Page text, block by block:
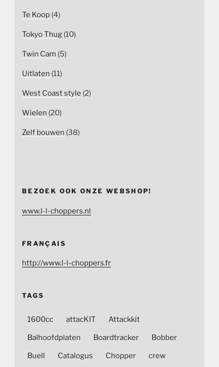
Te Koop (4)
Tokyo Thug (10)
Twin Cam (5)
Uitlaten (11)
West Coast style (2)
Wielen (20)
Zelf bouwen (38)
BEZOEK OOK ONZE WEBSHOP!
www.l-l-choppers.nl
FRANÇAIS
http://www.l-l-choppers.fr
TAGS
1600cc attacKIT Attackkit
Balhoofdplaten Boardtracker Bobber
Buell Catalogus Chopper crew